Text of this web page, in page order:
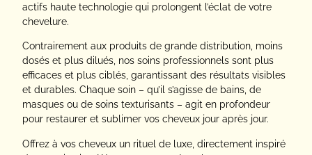
actifs haute technologie qui prolongent l’éclat de votre
chevelure.
Contrairement aux produits de grande distribution, moins
dosés et plus dilués, nos soins professionnels sont plus
efficaces et plus ciblés, garantissant des résultats visibles
et durables. Chaque soin – qu’il s’agisse de bains, de
masques ou de soins texturisants – agit en profondeur
pour restaurer et sublimer vos cheveux jour après jour.
Offrez à vos cheveux un rituel de luxe, directement inspiré